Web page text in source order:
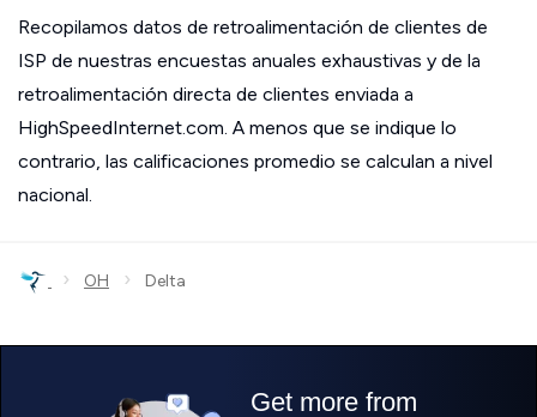
Recopilamos datos de retroalimentación de clientes de
ISP de nuestras encuestas anuales exhaustivas y de la
retroalimentación directa de clientes enviada a
HighSpeedInternet.com. A menos que se indique lo
contrario, las calificaciones promedio se calculan a nivel
nacional.
› OH › Delta